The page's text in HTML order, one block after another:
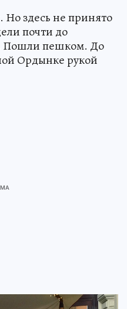
Но здесь не принято
почти до
Пошли пешком. До
Ордынке рукой